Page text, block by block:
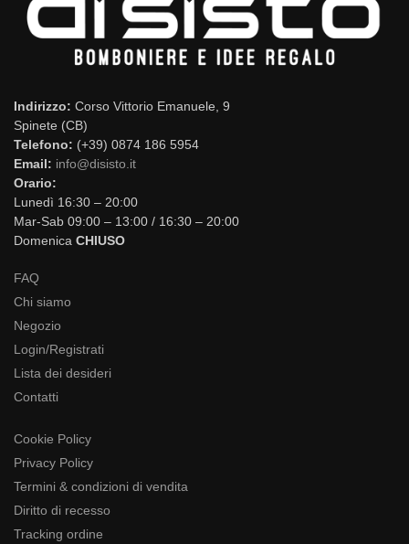
Indirizzo: Corso Vittorio Emanuele, 9
Spinete (CB)
Telefono: (+39) 0874 186 5954
Email: info@disisto.it
Orario:
Lunedì 16:30 – 20:00
Mar-Sab 09:00 – 13:00 / 16:30 – 20:00
Domenica CHIUSO
FAQ
Chi siamo
Negozio
Login/Registrati
Lista dei desideri
Contatti
Cookie Policy
Privacy Policy
Termini & condizioni di vendita
Diritto di recesso
Tracking ordine